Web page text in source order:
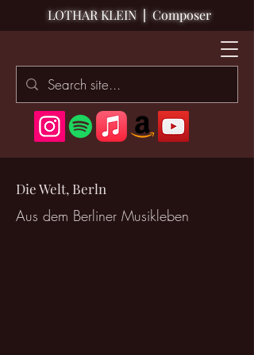
LOTHAR KLEIN | Composer
Die Welt, Berln
Aus dem Berliner Musikleben